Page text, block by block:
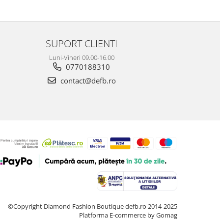
SUPORT CLIENTI
Luni-Vineri 09.00-16.00
0770188310
contact@defb.ro
©Copyright Diamond Fashion Boutique defb.ro 2014-2025
Platforma E-commerce by Gomag